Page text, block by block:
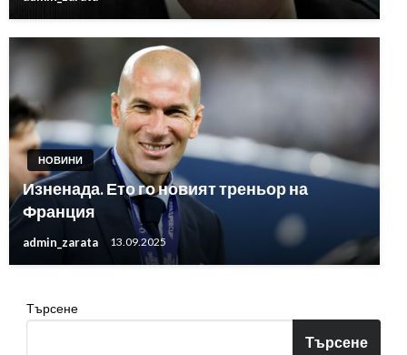
НОВИНИ
Изненада. Ето го новият треньор на
Франция
admin_zarata 13.09.2025
Търсене
Търсене